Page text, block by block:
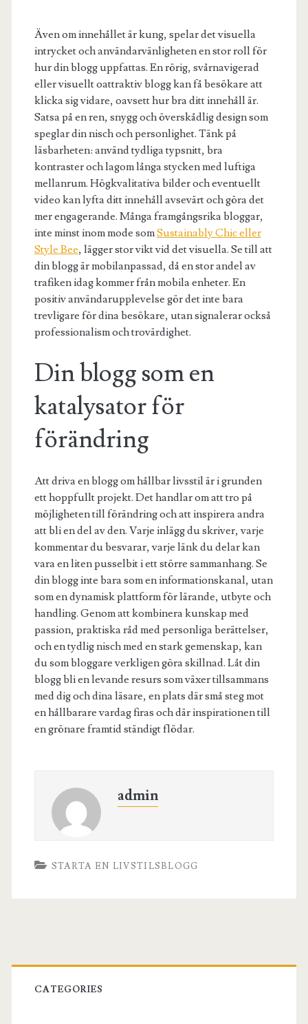
Även om innehållet är kung, spelar det visuella
intrycket och användarvänligheten en stor roll för
hur din blogg uppfattas. En rörig, svårnavigerad
eller visuellt oattraktiv blogg kan få besökare att
klicka sig vidare, oavsett hur bra ditt innehåll är.
Satsa på en ren, snygg och överskådlig design som
speglar din nisch och personlighet. Tänk på
läsbarheten: använd tydliga typsnitt, bra
kontraster och lagom långa stycken med luftiga
mellanrum. Högkvalitativa bilder och eventuellt
video kan lyfta ditt innehåll avsevärt och göra det
mer engagerande. Många framgångsrika bloggar,
inte minst inom mode somSustainably Chic eller
Style Bee, lägger stor vikt vid det visuella. Se till att
din blogg är mobilanpassad, då en stor andel av
trafiken idag kommer från mobila enheter. En
positiv användarupplevelse gör det inte bara
trevligare för dina besökare, utan signalerar också
professionalism och trovärdighet.
Din blogg som en
katalysator för
förändring
Att driva en blogg om hållbar livsstil är i grunden
ett hoppfullt projekt. Det handlar om att tro på
möjligheten till förändring och att inspirera andra
att bli en del av den. Varje inlägg du skriver, varje
kommentar du besvarar, varje länk du delar kan
vara en liten pusselbit i ett större sammanhang. Se
din blogg inte bara som en informationskanal, utan
som en dynamisk plattform för lärande, utbyte och
handling. Genom att kombinera kunskap med
passion, praktiska råd med personliga berättelser,
och en tydlig nisch med en stark gemenskap, kan
du som bloggare verkligen göra skillnad. Låt din
blogg bli en levande resurs som växer tillsammans
med dig och dina läsare, en plats där små steg mot
en hållbarare vardag firas och där inspirationen till
en grönare framtid ständigt flödar.
admin
STARTA EN LIVSTILSBLOGG
Primary
Sidebar
CATEGORIES